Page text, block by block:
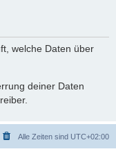
welche Daten über
deiner Daten
Alle Zeiten sind UTC+02:00